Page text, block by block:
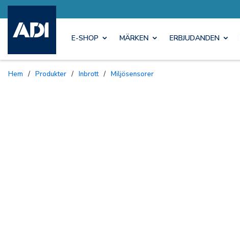
E-SHOP MÄRKEN ERBJUDANDEN
Hem / Produkter / Inbrott / Miljösensorer